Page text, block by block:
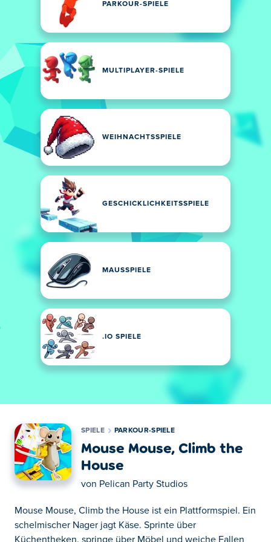
PARKOUR-SPIELE
MULTIPLAYER-SPIELE
WEIHNACHTSSPIELE
GESCHICKLICHKEITSSPIELE
MAUSSPIELE
.IO SPIELE
SPIELE PARKOUR-SPIELE
Mouse Mouse, Climb the
House
von Pelican Party Studios
Mouse Mouse, Climb the House ist ein Plattformspiel. Ein
schelmischer Nager jagt Käse. Sprinte über
Küchentheken, springe über Möbel und weiche Fallen